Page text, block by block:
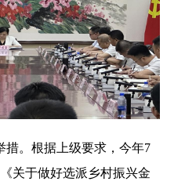
措。根据上级要求，今年7
关于做好选派乡村振兴金